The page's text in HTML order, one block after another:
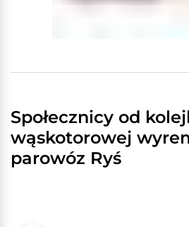
Społecznicy od
wąskotorowej
parowóz Ryś